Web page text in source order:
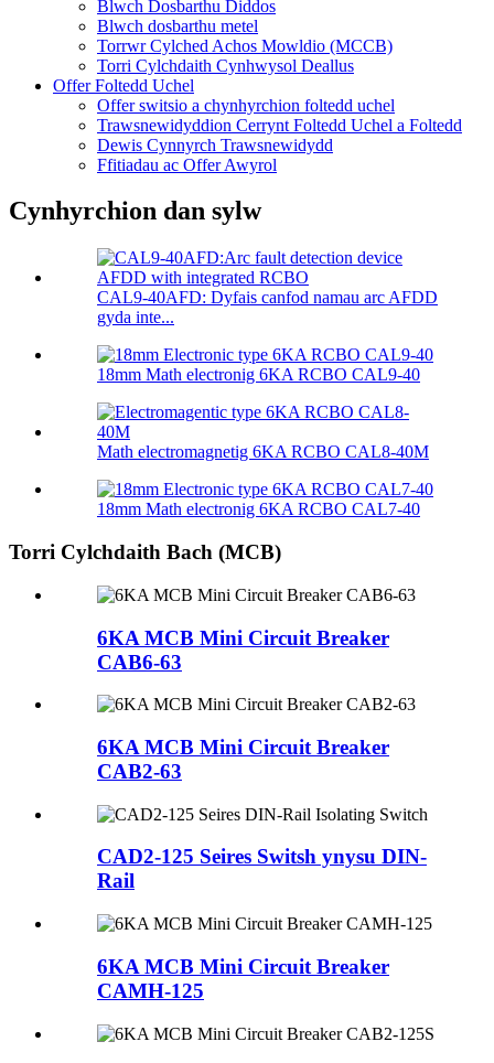
Blwch Dosbarthu Diddos
Blwch dosbarthu metel
Torrwr Cylched Achos Mowldio (MCCB)
Torri Cylchdaith Cynhwysol Deallus
Offer Foltedd Uchel
Offer switsio a chynhyrchion foltedd uchel
Trawsnewidyddion Cerrynt Foltedd Uchel a Foltedd
Dewis Cynnyrch Trawsnewidydd
Ffitiadau ac Offer Awyrol
Cynhyrchion dan sylw
CAL9-40AFD: Dyfais canfod namau arc AFDD
gyda inte...
18mm Math electronig 6KA RCBO CAL9-40
Math electromagnetig 6KA RCBO CAL8-40M
18mm Math electronig 6KA RCBO CAL7-40
Torri Cylchdaith Bach (MCB)
6KA MCB Mini Circuit Breaker
CAB6-63
6KA MCB Mini Circuit Breaker
CAB2-63
CAD2-125 Seires Switsh ynysu DIN-
Rail
6KA MCB Mini Circuit Breaker
CAMH-125